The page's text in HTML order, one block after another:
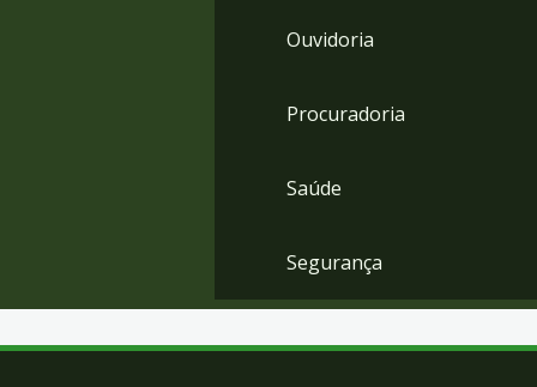
Ouvidoria
Procuradoria
Saúde
Segurança